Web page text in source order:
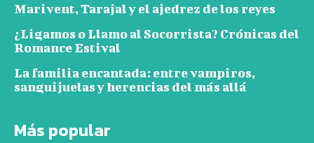
Marivent, Tarajal y el ajedrez de los reyes
¿Ligamos o Llamo al Socorrista? Crónicas del
Romance Estival
La familia encantada: entre vampiros,
sanguijuelas y herencias del más allá
Más popular